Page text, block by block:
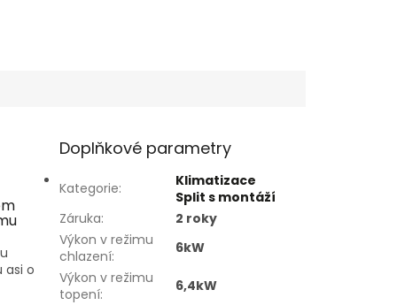
asi o
Doplňkové parametry
Kategorie:
Klimatizace
Split s montáží
Záruka:
2 roky
Výkon v režimu
chlazení:
6kW
Výkon v režimu
topení:
6,4kW